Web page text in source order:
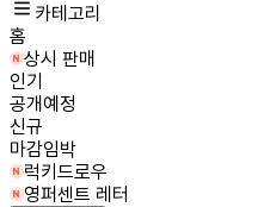
카테고리
홈
상시 판매
인기
공개예정
신규
마감임박
럭키드로우
영퍼센트 레터